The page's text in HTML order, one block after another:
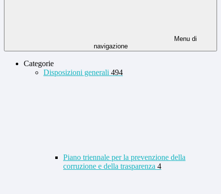
Menu di
navigazione
Categorie
Disposizioni generali 494
Piano triennale per la prevenzione della
corruzione e della trasparenza 4